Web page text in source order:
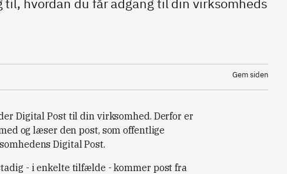
Gem siden
Digital Post til din virksomhed. Derfor er
og læser den post, som offentlige
Digital Post.
- i enkelte tilfælde - kommer post fra